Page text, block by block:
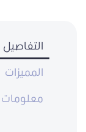
التفاصيل
المميزات
معلومات